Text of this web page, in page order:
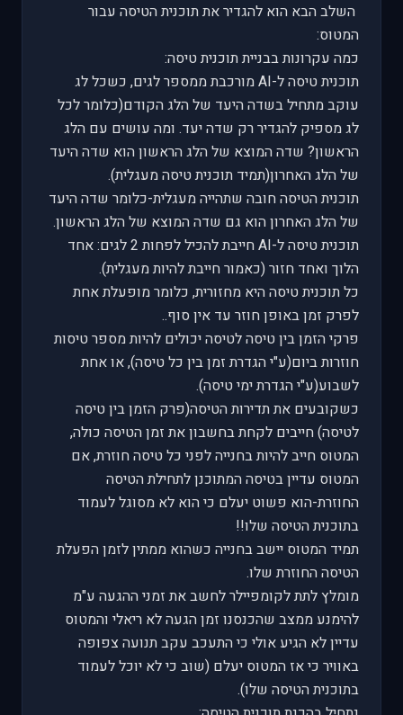
השלב הבא הוא להגדיר את תוכנית הטיסה עבור
המטוס:
כמה עקרונות בבניית תוכנית טיסה:
תוכנית טיסה ל-AIמורכבת ממספר לגים, כשכל לג
עוקב מתחיל בשדה היעד של הלג הקודם(כלומר לכל
לג מספיק להגדיר רק שדה יעד. ומה עושים עם הלג
הראשון? שדה המוצא של הלג הראשון הוא שדה היעד
של הלג האחרון(תמיד תוכנית טיסה מעגלית).
תוכנית הטיסה חובה שתהייה מעגלית-כלומר שדה היעד
של הלג האחרון הוא גם שדה המוצא של הלג הראשון.
תוכנית טיסה ל-AI
חייבת להכיל לפחות 2 לגים: אחד
הלוך ואחד חזור (כאמור חייבת להיות מעגלית).
כל תוכנית טיסה היא מחזורית, כלומר מופעלת אחת
לפרק זמן באופן חוזר עד אין סוף..
פרקי הזמן בין טיסה לטיסה יכולים להיות מספר טיסות
חוזרות ביום(ע"י הגדרת זמן בין כל טיסה), או אחת
לשבוע(ע"י הגדרת ימי טיסה).
כשקובעים את תדירות הטיסה(פרק הזמן בין טיסה
לטיסה) חייבים לקחת בחשבון את זמן הטיסה כולה,
המטוס חייב להיות בחנייה לפני כל טיסה חוזרת, אם
המטוס עדיין בטיסה המתוכנן לתחילת הטיסה
החוזרת-הוא פשוט יעלם כי הוא לא מסוגל לעמוד
בתוכנית הטיסה שלו!!
תמיד המטוס יישב בחנייה כשהוא ממתין לזמן הפעלת
הטיסה החוזרת שלו.
מומלץ לתת לקומפיילר לחשב את זמני ההגעה ע"מ
להימנע ממצב שהכנסנו זמן הגעה לא ריאלי והמטוס
עדיין לא הגיע אולי כי התעכב עקב תנועה צפופה
באוויר כי אז המטוס יעלם (שוב כי לא יוכל לעמוד
בתוכנית הטיסה שלו).